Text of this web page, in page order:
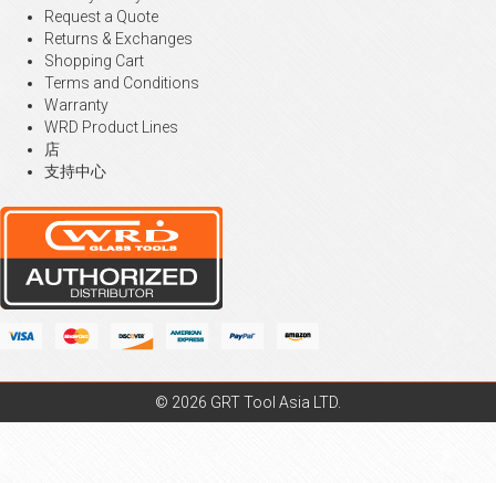
Request a Quote
Returns & Exchanges
Shopping Cart
Terms and Conditions
Warranty
WRD Product Lines
店
支持中心
© 2026 GRT Tool Asia LTD.